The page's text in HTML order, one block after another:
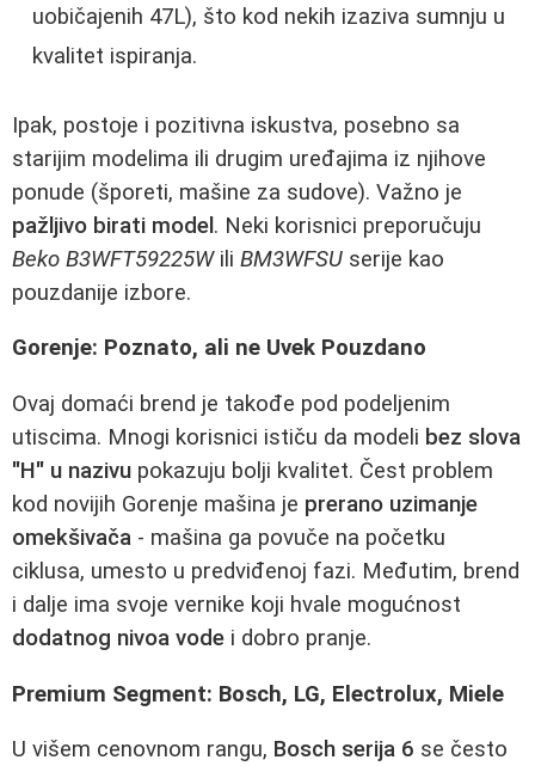
uobičajenih 47L), što kod nekih izaziva sumnju u
kvalitet ispiranja.
Ipak, postoje i pozitivna iskustva, posebno sa
starijim modelima ili drugim uređajima iz njihove
ponude (šporeti, mašine za sudove). Važno je
pažljivo birati model. Neki korisnici preporučuju
Beko B3WFT59225Wili BM3WFSU serije kao
pouzdanije izbore.
Gorenje: Poznato, ali ne Uvek Pouzdano
Ovaj domaći brend je takođe pod podeljenim
utiscima. Mnogi korisnici ističu da modeli bez slova
"H" u nazivu pokazuju bolji kvalitet. Čest problem
kod novijih Gorenje mašina je prerano uzimanje
omekšivača - mašina ga povuče na početku
ciklusa, umesto u predviđenoj fazi. Međutim, brend
i dalje ima svoje vernike koji hvale mogućnost
dodatnog nivoa vode i dobro pranje.
Premium Segment: Bosch, LG, Electrolux, Miele
U višem cenovnom rangu, Bosch serija 6 se često